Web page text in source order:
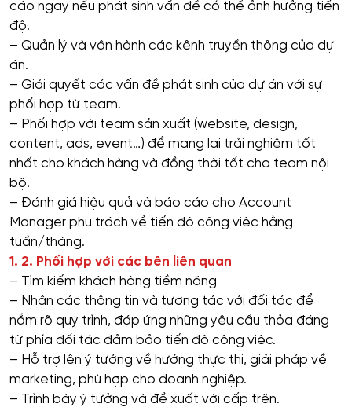
cáo ngay nếu phát sinh vấn đề có thể ảnh hưởng tiến
độ.
– Quản lý và vận hành các kênh truyền thông của dự
án.
– Giải quyết các vấn đề phát sinh của dự án với sự
phối hợp từ team.
– Phối hợp với team sản xuất (website, design,
content, ads, event…) để mang lại trải nghiệm tốt
nhất cho khách hàng và đồng thời tốt cho team nội
bộ.
– Đánh giá hiệu quả và báo cáo cho Account
Manager phụ trách về tiến độ công việc hằng
tuần/tháng.
1. 2. Phối hợp với các bên liên quan
– Tìm kiếm khách hàng tiềm năng
– Nhận các thông tin và tương tác với đối tác để
nắm rõ quy trình, đáp ứng những yêu cầu thỏa đáng
từ phía đối tác đảm bảo tiến độ công việc.
– Hỗ trợ lên ý tưởng về hướng thực thi, giải pháp về
marketing, phù hợp cho doanh nghiệp.
– Trình bày ý tưởng và đề xuất với cấp trên.